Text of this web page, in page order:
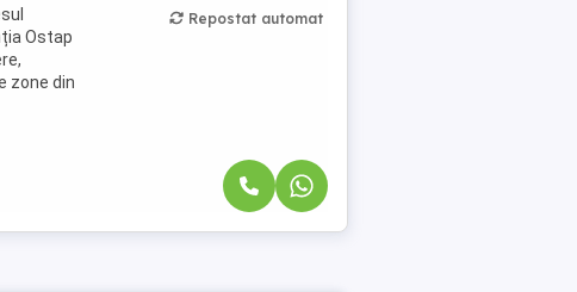
Ostap
zone din
Repostat automat